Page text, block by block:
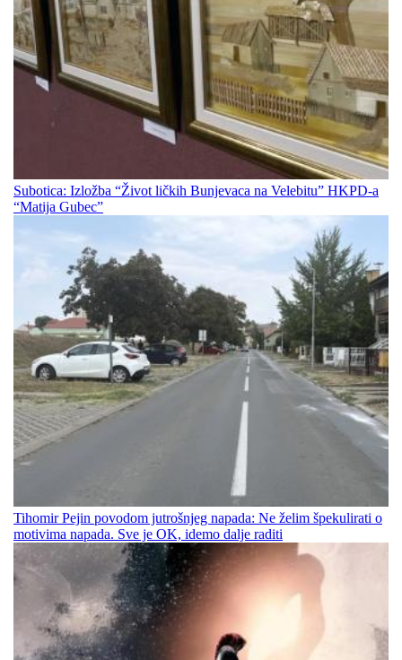
Subotica: Izložba “Život ličkih Bunjevaca na Velebitu” HKPD-a
“Matija Gubec”
Tihomir Pejin povodom jutrošnjeg napada: Ne želim špekulirati o
motivima napada. Sve je OK, idemo dalje raditi